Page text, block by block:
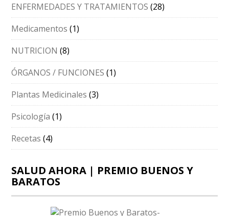
ENFERMEDADES Y TRATAMIENTOS (28)
Medicamentos (1)
NUTRICION (8)
ÓRGANOS / FUNCIONES (1)
Plantas Medicinales (3)
Psicología (1)
Recetas (4)
SALUD AHORA | PREMIO BUENOS Y
BARATOS